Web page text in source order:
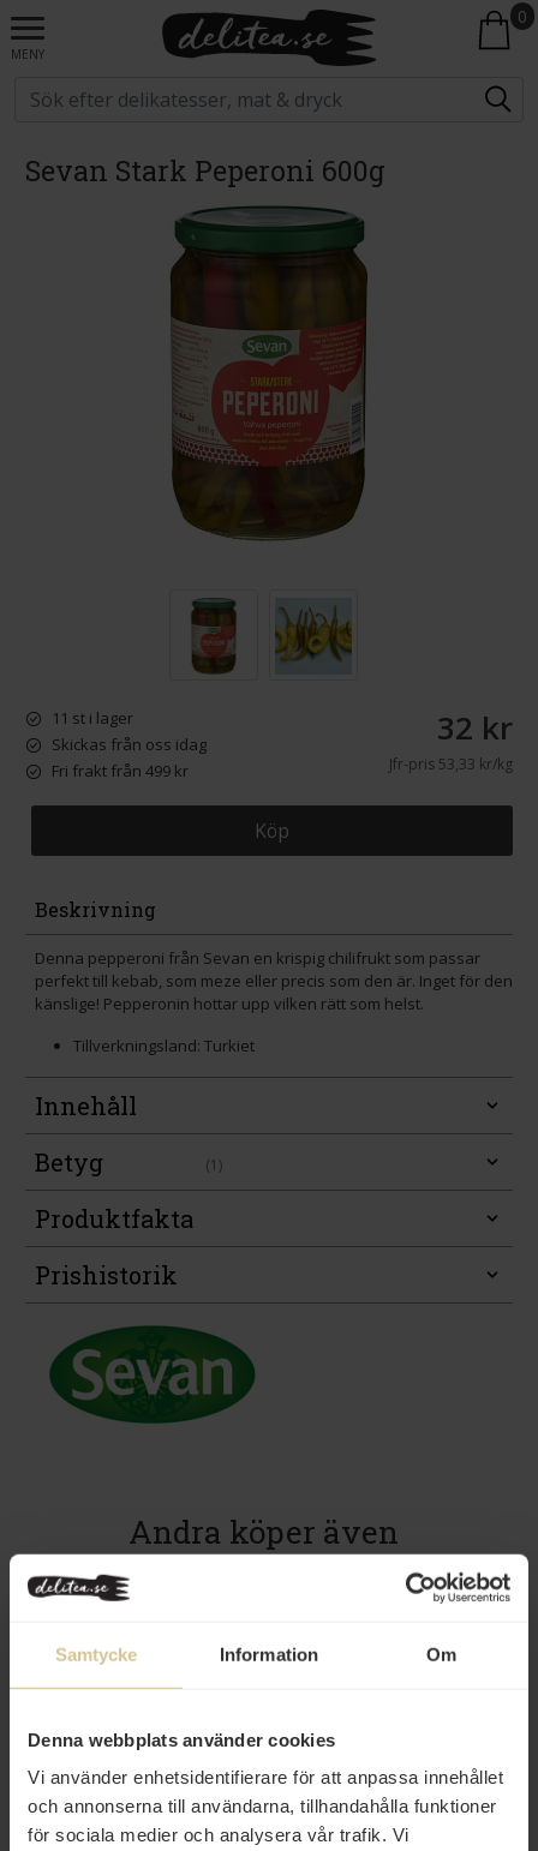
Samtycke Information Om
Denna webbplats använder cookies
Vi använder enhetsidentifierare för att anpassa innehållet
och annonserna till användarna, tillhandahålla funktioner
för sociala medier och analysera vår trafik. Vi
MENY
0
Sevan Stark Peperoni 600g
11 st i lager
Skickas från oss idag
Fri frakt från 499 kr
32 kr
Jfr-pris53,33 kr/kg
Köp
Beskrivning
Denna pepperoni från Sevan en krispig chilifrukt som passar
perfekt till kebab, som meze eller precis som den är. Inget för den
känslige! Pepperonin hottar upp vilken rätt som helst.
Tillverkningsland: Turkiet
Innehåll
Betyg
(1)
Produktfakta
Prishistorik
Andra köper även
37 kr
Sevan Libanesisk Vildgurka 600g
37 kr
Sevan Libanesisk Gurka 600g